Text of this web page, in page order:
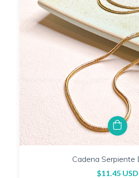
Cadena Serpiente
$11.45 USD